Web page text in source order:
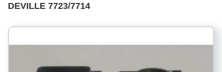
DEVILLE 7723/7714